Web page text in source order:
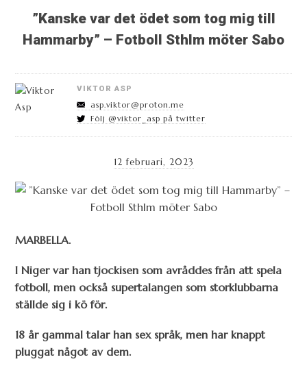
”Kanske var det ödet som tog mig till
Hammarby” – Fotboll Sthlm möter Sabo
VIKTOR ASP
asp.viktor@proton.me
Följ @viktor_asp på twitter
12 februari, 2023
MARBELLA.
I Niger var han tjockisen som avråddes från att spela
fotboll, men också supertalangen som storklubbarna
ställde sig i kö för.
18 år gammal talar han sex språk, men har knappt
pluggat något av dem.